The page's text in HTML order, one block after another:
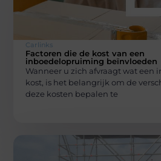
Carlinks
Factoren die de kost van een
inboedelopruiming beïnvloeden
Wanneer u zich afvraagt wat
kost, is het belangrijk om de
deze kosten bepalen te